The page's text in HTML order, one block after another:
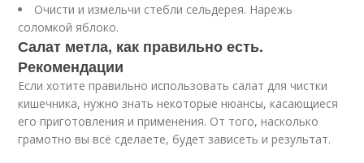
Очисти и измельчи стебли сельдерея. Нарежь
соломкой яблоко.
Салат метла, как правильно есть.
Рекомендации
Если хотите правильно использовать салат для чистки
кишечника, нужно знать некоторые нюансы, касающиеся
его приготовления и применения. От того, насколько
грамотно вы всё сделаете, будет зависеть и результат.